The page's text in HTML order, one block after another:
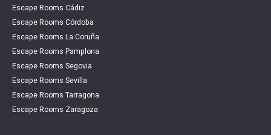
Escape Rooms Cádiz
Escape Rooms Córdoba
Escape Rooms La Coruña
Escape Rooms Pamplona
Escape Rooms Segovia
Escape Rooms Sevilla
Escape Rooms Tarragona
Escape Rooms Zaragoza